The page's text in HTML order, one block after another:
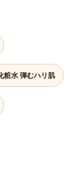
粧水 弾むハリ肌